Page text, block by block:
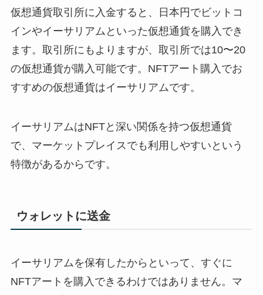
仮想通貨取引所に入金すると、日本円でビットコ
インやイーサリアムといった仮想通貨を購入でき
ます。取引所にもよりますが、取引所では10〜20
の仮想通貨が購入可能です。NFTアート購入でお
すすめの仮想通貨はイーサリアムです。
イーサリアムはNFTと深い関係を持つ仮想通貨
で、マーケットプレイスでも利用しやすいという
特徴があるからです。
ウォレットに送金
イーサリアムを保有したからといって、すぐに
NFTアートを購入できるわけではありません。マ